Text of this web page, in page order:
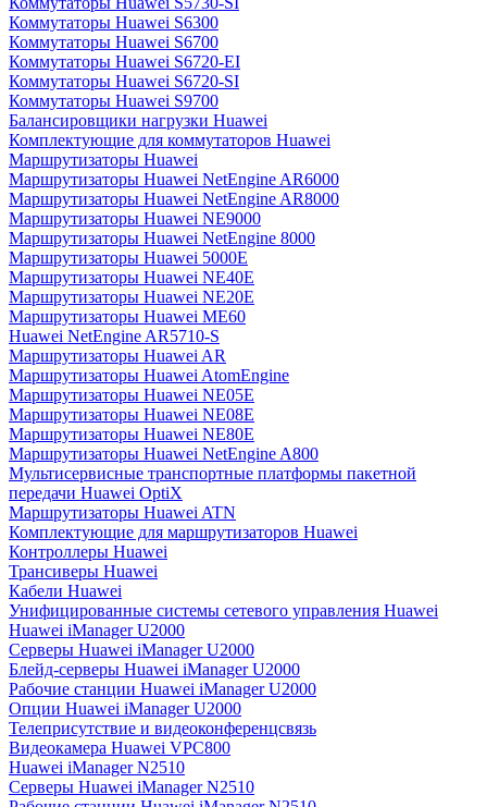
Коммутаторы Huawei S6300
Коммутаторы Huawei S6700
Коммутаторы Huawei S6720-EI
Коммутаторы Huawei S6720-SI
Коммутаторы Huawei S9700
Балансировщики нагрузки Huawei
Комплектующие для коммутаторов Huawei
Маршрутизаторы Huawei
Маршрутизаторы Huawei NetEngine AR6000
Маршрутизаторы Huawei NetEngine AR8000
Маршрутизаторы Huawei NE9000
Маршрутизаторы Huawei NetEngine 8000
Маршрутизаторы Huawei 5000E
Маршрутизаторы Huawei NE40E
Маршрутизаторы Huawei NE20E
Маршрутизаторы Huawei ME60
Huawei NetEngine AR5710-S
Маршрутизаторы Huawei AR
Маршрутизаторы Huawei AtomEngine
Маршрутизаторы Huawei NE05E
Маршрутизаторы Huawei NE08E
Маршрутизаторы Huawei NE80E
Маршрутизаторы Huawei NetEngine A800
Мультисервисные транспортные платформы пакетной
передачи Huawei OptiX
Маршрутизаторы Huawei ATN
Комплектующие для маршрутизаторов Huawei
Контроллеры Huawei
Трансиверы Huawei
Кабели Huawei
Унифицированные системы сетевого управления Huawei
Huawei iManager U2000
Серверы Huawei iManager U2000
Блейд-серверы Huawei iManager U2000
Рабочие станции Huawei iManager U2000
Опции Huawei iManager U2000
Телеприсутствие и видеоконференцсвязь
Видеокамера Huawei VPC800
Huawei iManager N2510
Серверы Huawei iManager N2510